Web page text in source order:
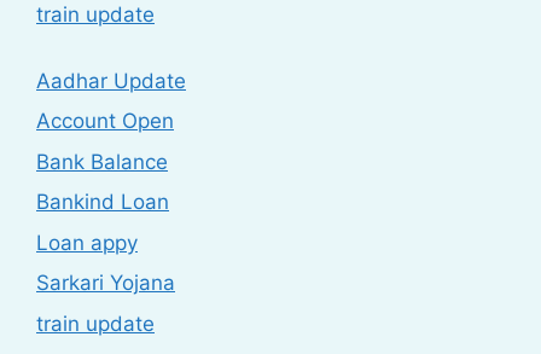
train update
Aadhar Update
Account Open
Bank Balance
Bankind Loan
Loan appy
Sarkari Yojana
train update